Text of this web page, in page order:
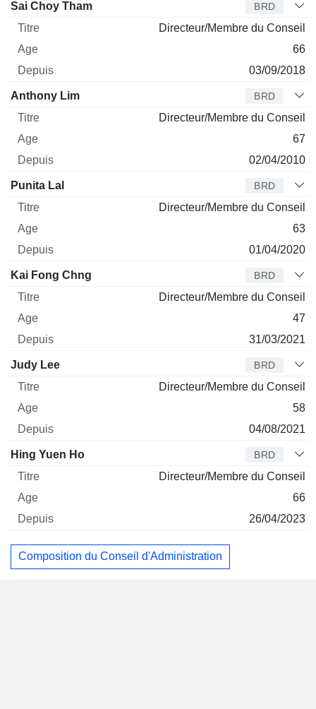
Sai Choy Tham BRD
Directeur/Membre du Conseil
66
03/09/2018
Anthony Lim BRD
Directeur/Membre du Conseil
67
02/04/2010
Punita Lal BRD
Directeur/Membre du Conseil
63
01/04/2020
Kai Fong Chng BRD
Directeur/Membre du Conseil
47
31/03/2021
Judy Lee BRD
Directeur/Membre du Conseil
58
04/08/2021
Hing Yuen Ho BRD
Directeur/Membre du Conseil
66
26/04/2023
Composition du Conseil d'Administration